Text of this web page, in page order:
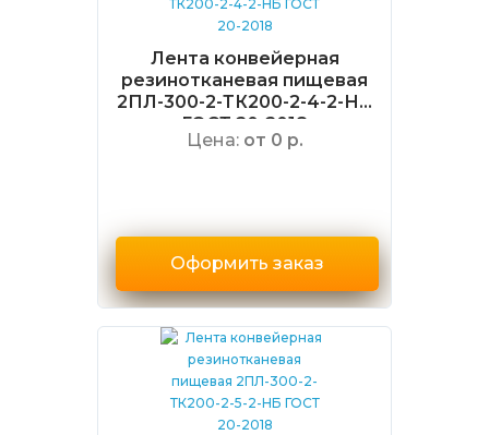
Лента конвейерная
резинотканевая пищевая
2ПЛ-300-2-ТК200-2-4-2-НБ
ГОСТ 20-2018
Цена: от 0 р.
Оформить заказ